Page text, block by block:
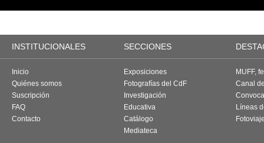
INSTITUCIONALES SECCIONES
Inicio
Quiénes somos
Suscripción
FAQ
Contacto
Exposiciones
Fotografías del CdF
Investigación
Educativa
Catálogo
Mediateca
MUFF,
Canal
Líneas